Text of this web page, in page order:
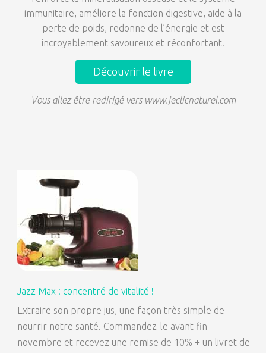
immunitaire, améliore la fonction digestive, aide à la
perte de poids, redonne de l’énergie et est
incroyablement savoureux et réconfortant.
Découvrir le livre
Vous allez être redirigé vers www.jeclicnaturel.com
Jazz Max : concentré de vitalité !
Extraire son propre jus, une façon très simple de
nourrir notre santé. Commandez-le avant fin
novembre et recevez une remise de 10% + un livret de